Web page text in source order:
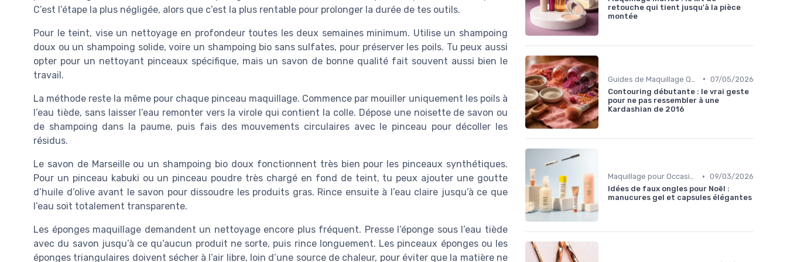
C’est l’étape la plus négligée, alors que c’est la plus rentable pour prolonger la durée de tes outils.
Pour le teint, vise un nettoyage en profondeur toutes les deux semaines minimum. Utilise un shampoing
doux ou un shampoing solide, voire un shampoing bio sans sulfates, pour préserver les poils. Tu peux aussi
opter pour un nettoyant pinceaux spécifique, mais un savon de bonne qualité fait souvent aussi bien le
travail.
La méthode reste la même pour chaque pinceau maquillage. Commence par mouiller uniquement les poils à
l’eau tiède, sans laisser l’eau remonter vers la virole qui contient la colle. Dépose une noisette de savon ou
de shampoing dans la paume, puis fais des mouvements circulaires avec le pinceau pour décoller les
résidus.
Le savon de Marseille ou un shampoing bio doux fonctionnent très bien pour les pinceaux synthétiques.
Pour un pinceau kabuki ou un pinceau poudre très chargé en fond de teint, tu peux ajouter une goutte
d’huile d’olive avant le savon pour dissoudre les produits gras. Rince ensuite à l’eau claire jusqu’à ce que
l’eau soit totalement transparente.
Les éponges maquillage demandent un nettoyage encore plus fréquent. Presse l’éponge sous l’eau tiède
avec du savon jusqu’à ce qu’aucun produit ne sorte, puis rince longuement. Les pinceaux éponges ou les
éponges triangulaires doivent sécher à l’air libre, loin d’une source de chaleur, pour éviter que la matière ne
retouche qui tient jusqu'à la pièce
montée
• 07/05/2026
Contouring débutante : le vrai geste
pour ne pas ressembler à une
Kardashian de 2016
Maquillage pour Occasions Spéciales • 09/03/2026
Idées de faux ongles pour Noël :
manucures gel et capsules élégantes